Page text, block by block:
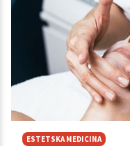
ESTETSKA MEDICINA